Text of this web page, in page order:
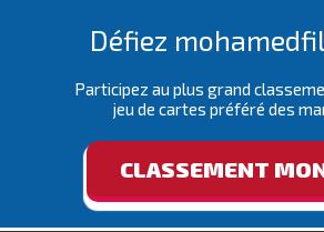
Défiez
Participez au plus grand
jeu de cartes préféré des
CLASSEMENT